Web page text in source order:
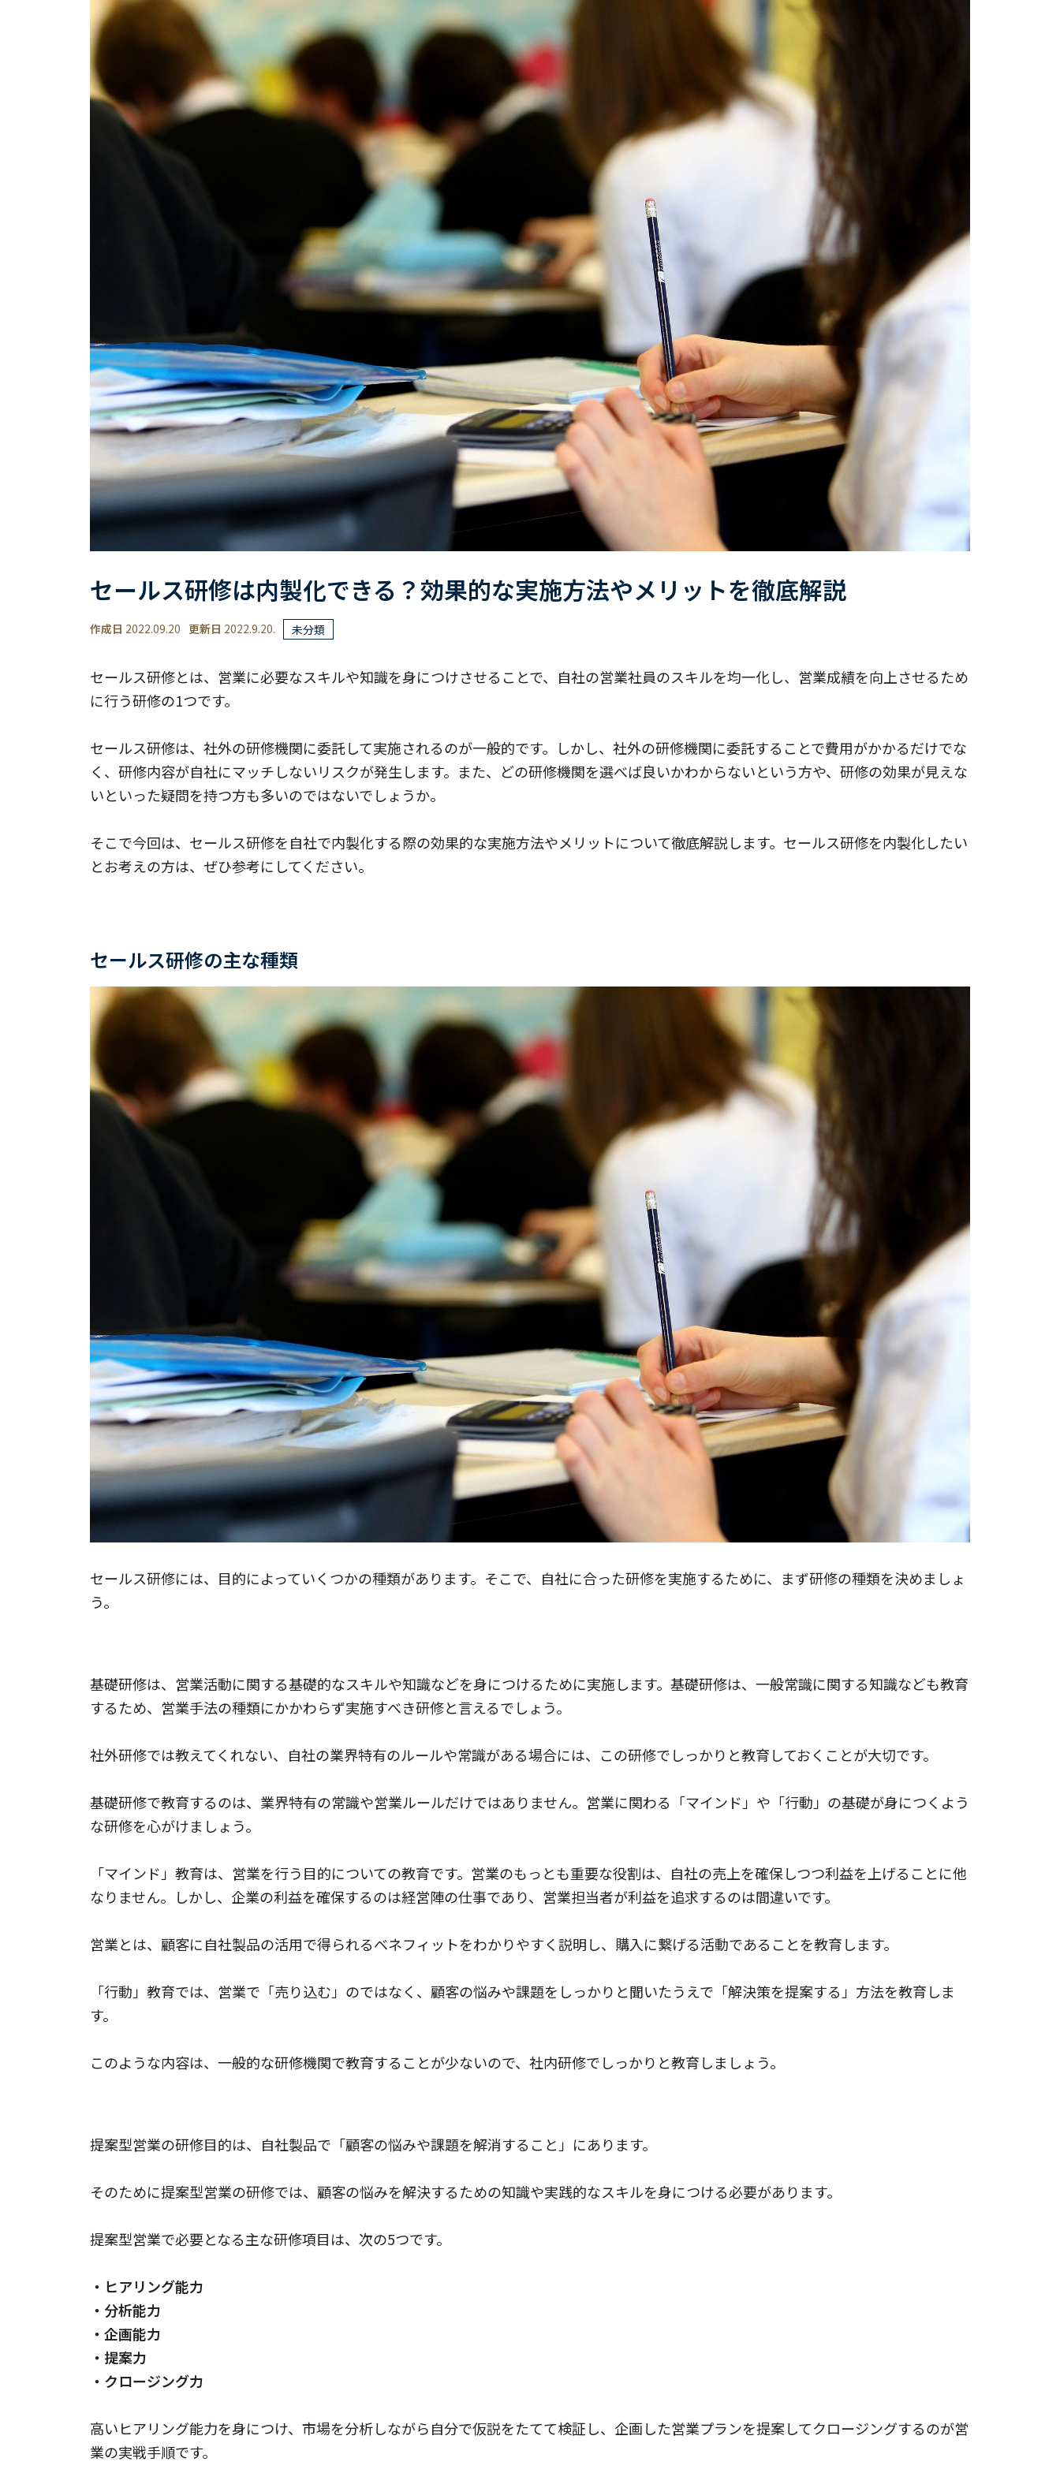
セールス研修は内製化できる？効果的な実施方法やメリットを徹底解説
作成日 2022.09.20 更新日 2022.9.20. 未分類
セールス研修とは、営業に必要なスキルや知識を身につけさせることで、自社の営業社員のスキルを均一化し、営業成績を向上させるため
に行う研修の1つです。
セールス研修は、社外の研修機関に委託して実施されるのが一般的です。しかし、社外の研修機関に委託することで費用がかかるだけでな
く、研修内容が自社にマッチしないリスクが発生します。また、どの研修機関を選べば良いかわからないという方や、研修の効果が見えな
いといった疑問を持つ方も多いのではないでしょうか。
そこで今回は、セールス研修を自社で内製化する際の効果的な実施方法やメリットについて徹底解説します。セールス研修を内製化したい
とお考えの方は、ぜひ参考にしてください。
セールス研修の主な種類
セールス研修には、目的によっていくつかの種類があります。そこで、自社に合った研修を実施するために、まず研修の種類を決めましょ
う。
基礎研修は、営業活動に関する基礎的なスキルや知識などを身につけるために実施します。基礎研修は、一般常識に関する知識なども教育
するため、営業手法の種類にかかわらず実施すべき研修と言えるでしょう。
社外研修では教えてくれない、自社の業界特有のルールや常識がある場合には、この研修でしっかりと教育しておくことが大切です。
基礎研修で教育するのは、業界特有の常識や営業ルールだけではありません。営業に関わる「マインド」や「行動」の基礎が身につくよう
な研修を心がけましょう。
「マインド」教育は、営業を行う目的についての教育です。営業のもっとも重要な役割は、自社の売上を確保しつつ利益を上げることに他
なりません。しかし、企業の利益を確保するのは経営陣の仕事であり、営業担当者が利益を追求するのは間違いです。
営業とは、顧客に自社製品の活用で得られるベネフィットをわかりやすく説明し、購入に繋げる活動であることを教育します。
「行動」教育では、営業で「売り込む」のではなく、顧客の悩みや課題をしっかりと聞いたうえで「解決策を提案する」方法を教育しま
す。
このような内容は、一般的な研修機関で教育することが少ないので、社内研修でしっかりと教育しましょう。
提案型営業の研修目的は、自社製品で「顧客の悩みや課題を解消すること」にあります。
そのために提案型営業の研修では、顧客の悩みを解決するための知識や実践的なスキルを身につける必要があります。
提案型営業で必要となる主な研修項目は、次の5つです。
・ヒアリング能力
・分析能力
・企画能力
・提案力
・クロージング力
高いヒアリング能力を身につけ、市場を分析しながら自分で仮説をたてて検証し、企画した営業プランを提案してクロージングするのが営
業の実戦手順です。